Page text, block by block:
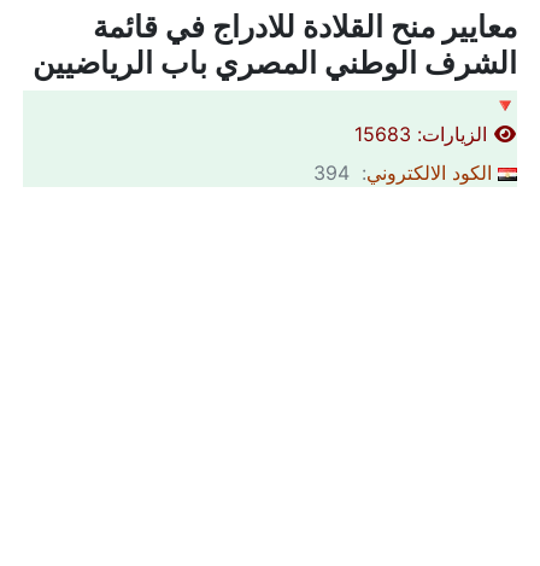
معايير منح القلادة للادراج في قائمة
الشرف الوطني المصري باب الرياضيين
🔻
الزيارات: 15683
الكود الالكتروني: 394